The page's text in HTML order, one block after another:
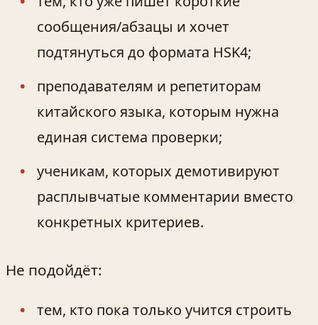
сообщения/абзацы и хочет
подтянуться до формата HSK4;
преподавателям и репетиторам
китайского языка, которым нужна
единая система проверки;
ученикам, которых демотивируют
расплывчатые комментарии вместо
конкретных критериев.
Не подойдёт:
тем, кто пока только учится строить